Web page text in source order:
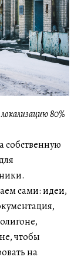
80%
собственную
сами: идеи,
чтобы
на